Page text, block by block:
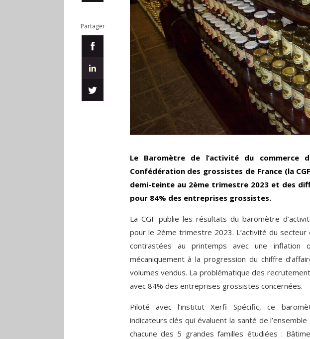
Partager
Le Baromètre de l’activité du commerce
Confédération des grossistes de France (la
demi-teinte au 2ème trimestre 2023 et des
pour 84% des entreprises grossistes.
La CGF publie les résultats du baromètre
pour le 2ème trimestre 2023. L’activité du
contrastées au printemps avec une inflation
mécaniquement à la progression du chiffre
volumes vendus. La problématique des
avec 84% des entreprises grossistes concernées.
Piloté avec l’institut Xerfi Spécific, ce
indicateurs clés qui évaluent la santé de
chacune des 5 grandes familles étudiées :